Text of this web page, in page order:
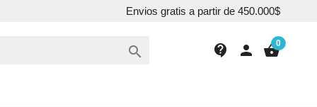
Envios gratis a partir de 450.000$
 contact_support person shopping_basket
0